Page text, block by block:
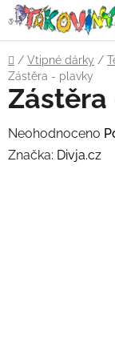
Přejít
na
obsah
Domů
/ Vtipné dárky /
Zástěra - plavky
Průměrné
hodnocení
Neohodnoceno
Značka: Divja.cz